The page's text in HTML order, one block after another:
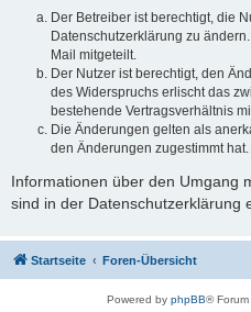
Der Betreiber ist berechtigt, die
Datenschutzerklärung zu
Mail mitgeteilt.
Der Nutzer ist berechtigt, den
des Widerspruchs erlischt das
bestehende Vertragsverhältnis
Die Änderungen gelten als
den Änderungen zugestimmt hat.
Informationen über den Umgang
sind in der Datenschutzerklärung
Startseite Foren-Übersicht
Powered by phpBB®